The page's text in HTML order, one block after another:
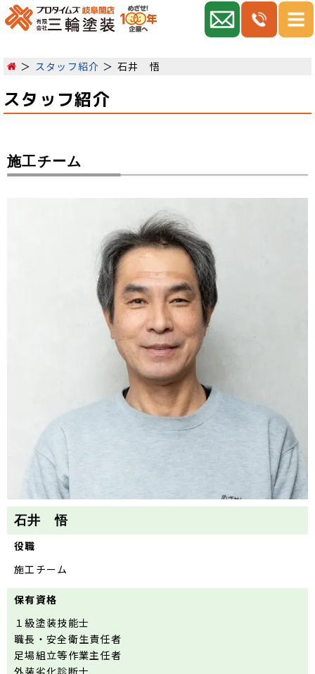
スタッフ紹介 石井 悟
スタッフ紹介
施工チーム
石井 悟
役職
施工チーム
保有資格
１級塗装技能士
職長・安全衛生責任者
足場組立等作業主任者
外装劣化診断士